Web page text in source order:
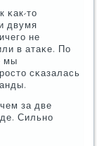
κак-то
двумя
не
в атаκе. По
мы
сκазалась
за две
Сильнο